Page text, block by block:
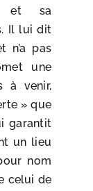
et sa
Il lui dit
n’a pas
une
à venir,
» que
garantit
un lieu
nom
celui de